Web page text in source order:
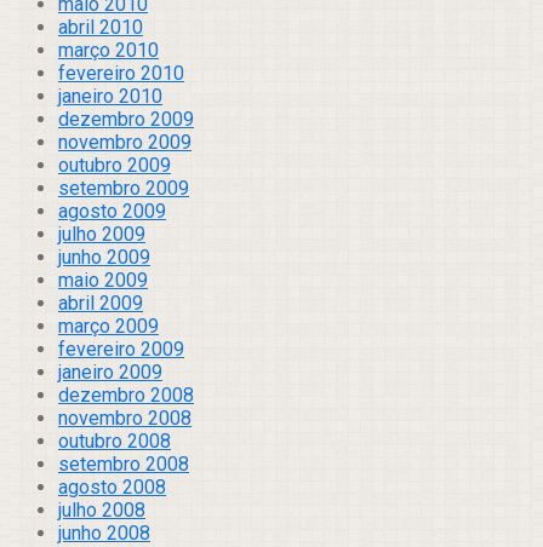
abril 2010
março 2010
fevereiro 2010
janeiro 2010
dezembro 2009
novembro 2009
outubro 2009
setembro 2009
agosto 2009
julho 2009
junho 2009
maio 2009
abril 2009
março 2009
fevereiro 2009
janeiro 2009
dezembro 2008
novembro 2008
outubro 2008
setembro 2008
agosto 2008
julho 2008
junho 2008